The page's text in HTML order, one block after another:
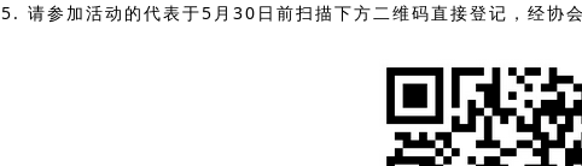
5. 请参加活动的代表于5月30日前扫描下方二维码直接登记，经协